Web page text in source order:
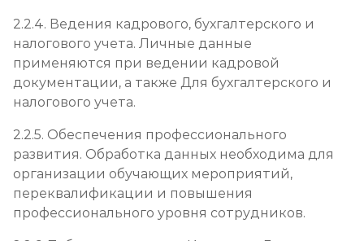
2.2.4. Ведения кадрового, бухгалтерского и
налогового учета. Личные данные
применяются при ведении кадровой
документации, а также Для бухгалтерского и
налогового учета.
2.2.5. Обеспечения профессионального
развития. Обработка данных необходима для
организации обучающих мероприятий,
переквалификации и повышения
профессионального уровня сотрудников.